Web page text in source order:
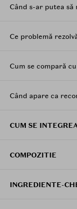
Când s-ar putea
Ce problemă
Cum se compară
Când apare ca
CUM SE
COMPOZITIE
INGREDIENTE-